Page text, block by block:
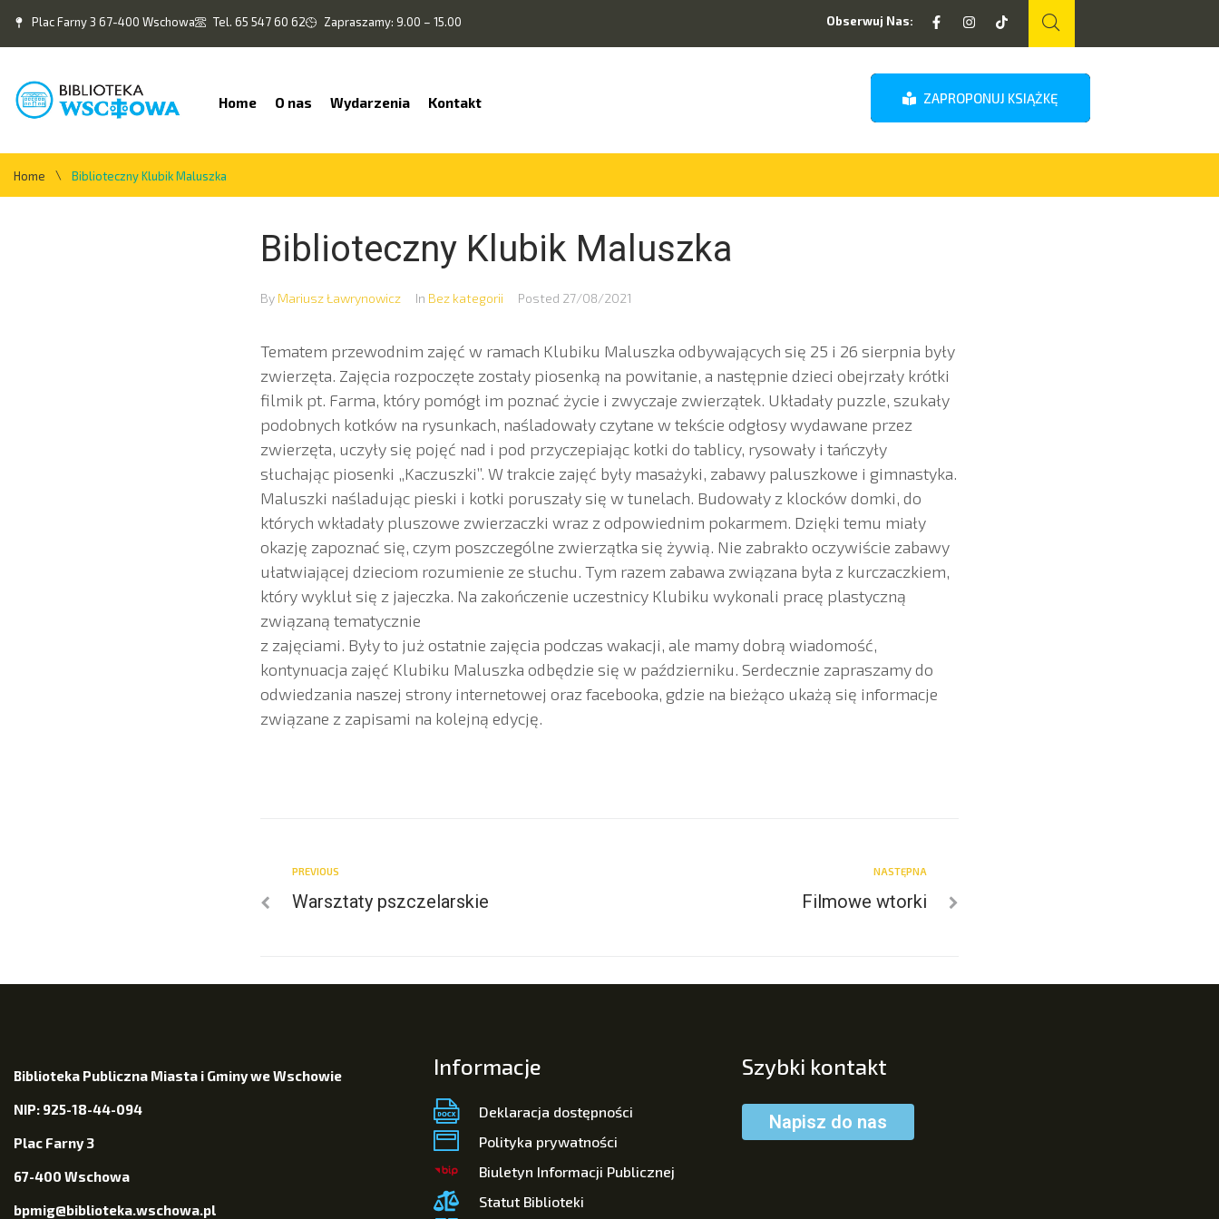
Plac Farny 3 67-400 Wschowa Tel. 65 547 60 62 Zapraszamy: 9.00 – 15.00 Obserwuj Nas:
Home O nas Wydarzenia Kontakt ZAPROPONUJ KSIĄŻKĘ
Home \ Biblioteczny Klubik Maluszka
Biblioteczny Klubik Maluszka
By Mariusz Ławrynowicz In Bez kategorii Posted 27/08/2021
Tematem przewodnim zajęć w ramach Klubiku Maluszka odbywających się 25 i 26 sierpnia były
zwierzęta. Zajęcia rozpoczęte zostały piosenką na powitanie, a następnie dzieci obejrzały krótki
filmik pt. Farma, który pomógł im poznać życie i zwyczaje zwierzątek. Układały puzzle, szukały
podobnych kotków na rysunkach, naśladowały czytane w tekście odgłosy wydawane przez
zwierzęta, uczyły się pojęć nad i pod przyczepiając kotki do tablicy, rysowały i tańczyły
słuchając piosenki „Kaczuszki”. W trakcie zajęć były masażyki, zabawy paluszkowe i gimnastyka.
Maluszki naśladując pieski i kotki poruszały się w tunelach. Budowały z klocków domki, do
których wkładały pluszowe zwierzaczki wraz z odpowiednim pokarmem. Dzięki temu miały
okazję zapoznać się, czym poszczególne zwierzątka się żywią. Nie zabrakło oczywiście zabawy
ułatwiającej dzieciom rozumienie ze słuchu. Tym razem zabawa związana była z kurczaczkiem,
który wykluł się z jajeczka. Na zakończenie uczestnicy Klubiku wykonali pracę plastyczną
związaną tematycznie
z zajęciami. Były to już ostatnie zajęcia podczas wakacji, ale mamy dobrą wiadomość,
kontynuacja zajęć Klubiku Maluszka odbędzie się w październiku. Serdecznie zapraszamy do
odwiedzania naszej strony internetowej oraz facebooka, gdzie na bieżąco ukażą się informacje
związane z zapisami na kolejną edycję.
PREVIOUS
Warsztaty pszczelarskie
NASTĘPNA
Filmowe wtorki
Biblioteka Publiczna Miasta i Gminy we Wschowie
NIP: 925-18-44-094
Plac Farny 3
67-400 Wschowa
bpmig@biblioteka.wschowa.pl
Informacje
Deklaracja dostępności
Polityka prywatności
Biuletyn Informacji Publicznej
Statut Biblioteki
Szybki kontakt
Napisz do nas